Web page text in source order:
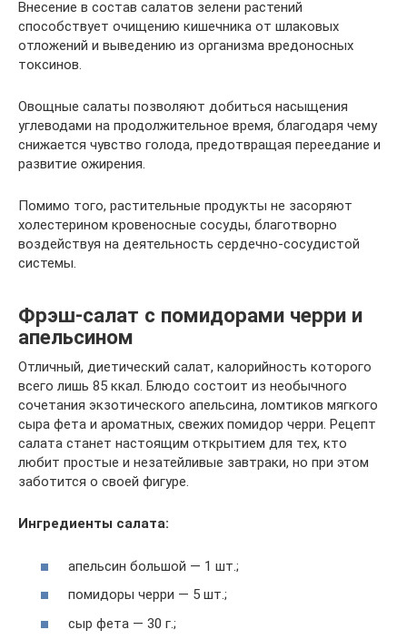
Внесение в состав салатов зелени растений
способствует очищению кишечника от шлаковых
отложений и выведению из организма вредоносных
токсинов.
Овощные салаты позволяют добиться насыщения
углеводами на продолжительное время, благодаря чему
снижается чувство голода, предотвращая переедание и
развитие ожирения.
Помимо того, растительные продукты не засоряют
холестерином кровеносные сосуды, благотворно
воздействуя на деятельность сердечно-сосудистой
системы.
Фрэш-салат с помидорами черри и
апельсином
Отличный, диетический салат, калорийность которого
всего лишь 85 ккал. Блюдо состоит из необычного
сочетания экзотического апельсина, ломтиков мягкого
сыра фета и ароматных, свежих помидор черри. Рецепт
салата станет настоящим открытием для тех, кто
любит простые и незатейливые завтраки, но при этом
заботится о своей фигуре.
Ингредиенты салата:
апельсин большой — 1 шт.;
помидоры черри — 5 шт.;
сыр фета — 30 г.;